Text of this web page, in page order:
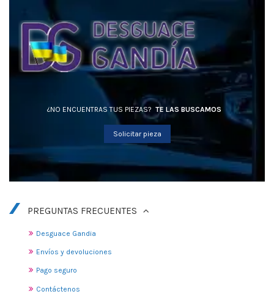
¿NO ENCUENTRAS TUS PIEZAS? TE LAS BUSCAMOS
Solicitar pieza
PREGUNTAS FRECUENTES
Desguace Gandia
Envíos y devoluciones
Pago seguro
Contáctenos